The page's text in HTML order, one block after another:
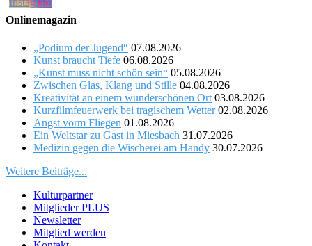
Onlinemagazin
„Podium der Jugend“ 07.08.2026
Kunst braucht Tiefe 06.08.2026
„Kunst muss nicht schön sein“ 05.08.2026
Zwischen Glas, Klang und Stille 04.08.2026
Kreativität an einem wunderschönen Ort 03.08.2026
Kurzfilmfeuerwerk bei tragischem Wetter 02.08.2026
Angst vorm Fliegen 01.08.2026
Ein Weltstar zu Gast in Miesbach 31.07.2026
Medizin gegen die Wischerei am Handy 30.07.2026
Weitere Beiträge...
Kulturpartner
Mitglieder PLUS
Newsletter
Mitglied werden